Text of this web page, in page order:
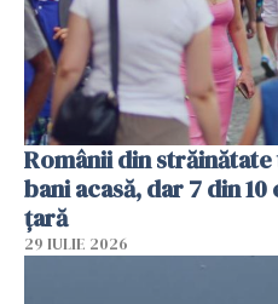
Românii din
bani acasă, dar 7 din
țară
29 IULIE 2026